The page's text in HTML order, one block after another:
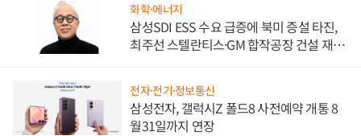
화학·에너지
삼성SDI ESS 수요 급증에 북미 증설 타진,
최주선 스텔란티스·GM 합작공장 건설 재추
전자·전기·정보통신
삼성전자, 갤럭시Z 폴드8 사전예약 개통 8
월31일까지 연장